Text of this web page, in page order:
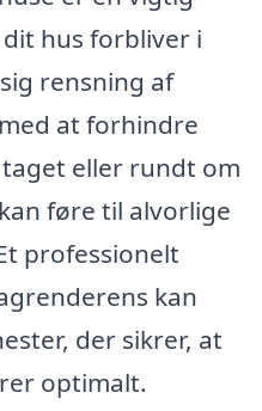
hus forbliver i
rensning af
at forhindre
eller rundt om
føre til alvorlige
professionelt
kan
der sikrer, at
optimalt.